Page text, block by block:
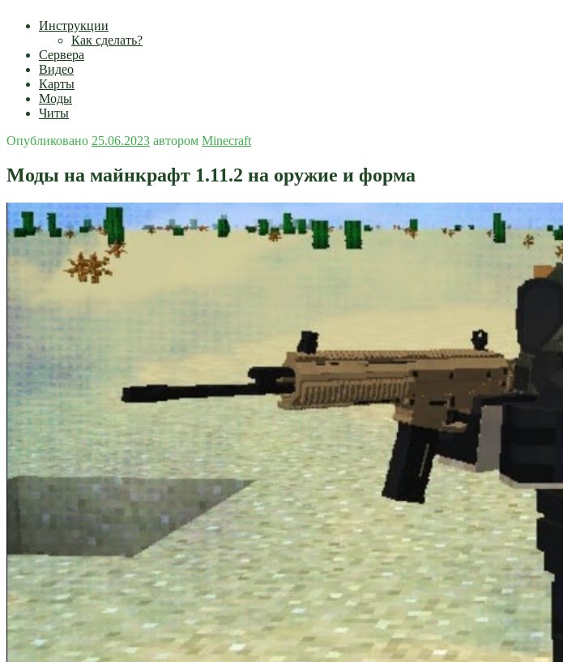
Инструкции
Как сделать?
Сервера
Видео
Карты
Моды
Читы
Опубликовано 25.06.2023 автором Minecraft
Моды на майнкрафт 1.11.2 на оружие и форма